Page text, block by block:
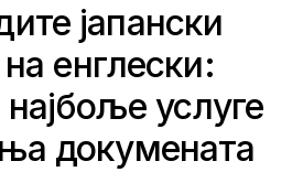
јапански
енглески:
услуге
докумената